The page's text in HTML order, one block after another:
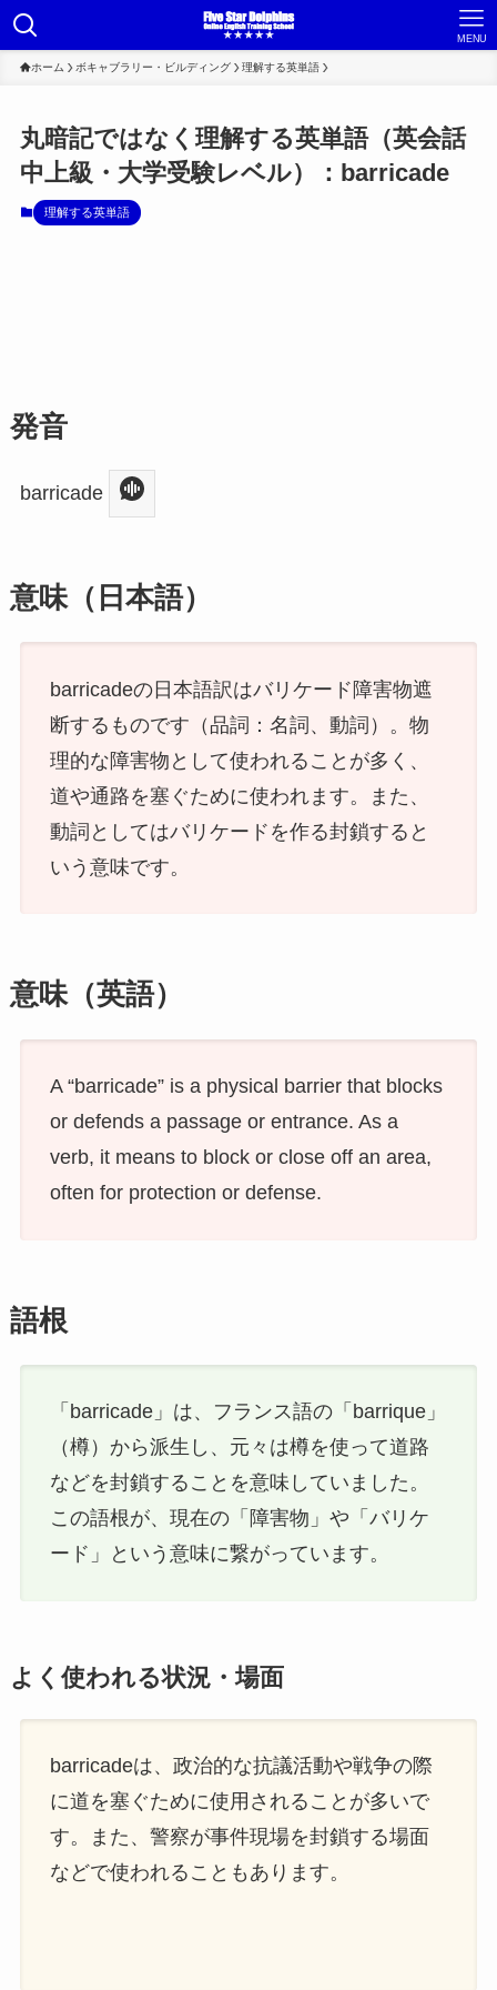
MENU
ホーム ボキャブラリー・ビルディング 理解する英単語
丸暗記ではなく理解する英単語（英会話
中上級・大学受験レベル）：barricade
理解する英単語
発音
barricade
意味（日本語）
barricadeの日本語訳はバリケード障害物遮
断するものです（品詞：名詞、動詞）。物
理的な障害物として使われることが多く、
道や通路を塞ぐために使われます。また、
動詞としてはバリケードを作る封鎖すると
いう意味です。
意味（英語）
A “barricade” is a physical barrier that blocks
or defends a passage or entrance. As a
verb, it means to block or close off an area,
often for protection or defense.
語根
「barricade」は、フランス語の「barrique」
（樽）から派生し、元々は樽を使って道路
などを封鎖することを意味していました。
この語根が、現在の「障害物」や「バリケ
ード」という意味に繋がっています。
よく使われる状況・場面
barricadeは、政治的な抗議活動や戦争の際
に道を塞ぐために使用されることが多いで
す。また、警察が事件現場を封鎖する場面
などで使われることもあります。